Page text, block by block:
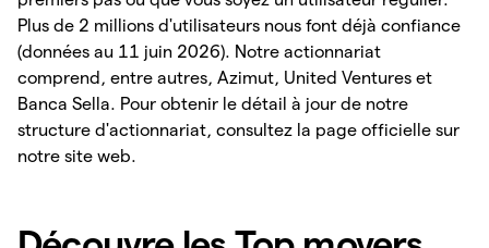
Plus de 2 millions d'utilisateurs nous font déjà confiance
(données au 11 juin 2026). Notre actionnariat
comprend, entre autres, Azimut, United Ventures et
Banca Sella. Pour obtenir le détail à jour de notre
structure d'actionnariat, consultez la page officielle sur
notre site web.